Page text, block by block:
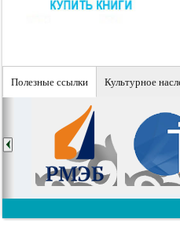
Полезные ссылки Культурное